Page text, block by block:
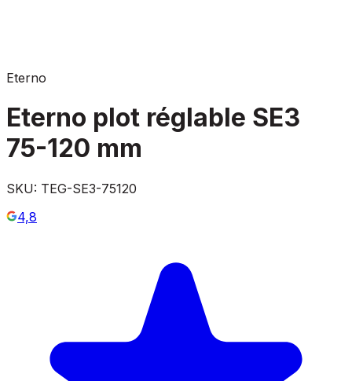
Eterno
Eterno plot réglable SE3
75-120 mm
SKU: TEG-SE3-75120
4,8